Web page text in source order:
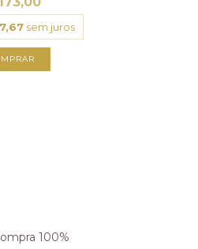
sem juros
100%